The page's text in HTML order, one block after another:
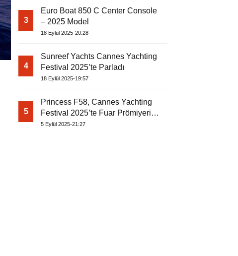
3
Euro Boat 850 C Center Console
– 2025 Model
18 Eylül 2025-20:28
4
Sunreef Yachts Cannes Yachting
Festival 2025’te Parladı
18 Eylül 2025-19:57
5
Princess F58, Cannes Yachting
Festival 2025’te Fuar Prömiyerini
Yapıyor
5 Eylül 2025-21:27